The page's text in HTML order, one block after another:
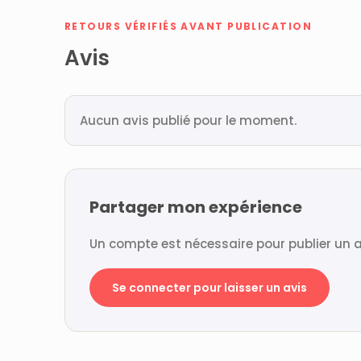
RETOURS VÉRIFIÉS AVANT PUBLICATION
Avis
Aucun avis publié pour le moment.
Partager mon expérience
Un compte est nécessaire pour publier un
Se connecter pour laisser un avis